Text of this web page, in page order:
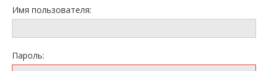
Имя пользователя:
Пароль: